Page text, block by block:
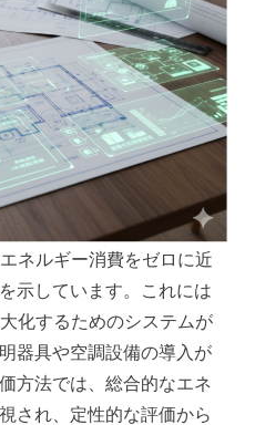
ネルギー消費をゼロに近
示しています。これには
化するためのシステムが
器具や空調設備の導入が
方法では、総合的なエネ
され、定性的な評価から